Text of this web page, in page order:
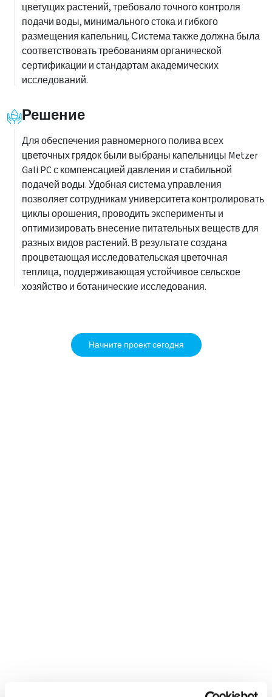
цветущих растений, требовало точного контроля
подачи воды, минимального стока и гибкого
размещения капельниц. Система также должна была
соответствовать требованиям органической
сертификации и стандартам академических
исследований.
Решение
Для обеспечения равномерного полива всех
цветочных грядок были выбраны капельницы Metzer
Gali PC с компенсацией давления и стабильной
подачей воды. Удобная система управления
позволяет сотрудникам университета контролировать
циклы орошения, проводить эксперименты и
оптимизировать внесение питательных веществ для
разных видов растений. В результате создана
процветающая исследовательская цветочная
теплица, поддерживающая устойчивое сельское
хозяйство и ботанические исследования.
Начните проект сегодня